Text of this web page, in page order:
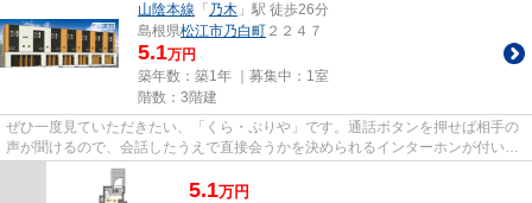
山陰本線 「 乃木 」駅 徒歩26分
島根県松江市乃白町 ２２４７
5.1万円
築年数：築1年 ｜募集中： 1室
階数：3階建
ぜひ一度見ていただきたい、「くら・ぷりや」です。通話ボタンを押せば相手の
声が聞けるので、会話したうえで直接会うかを決められるインターホンが付いて
おります。室内設備は洗面所...
5.1万円